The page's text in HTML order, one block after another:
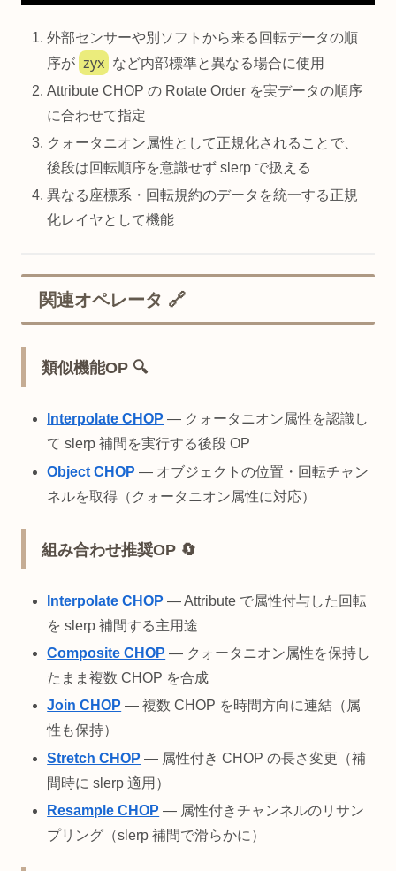
外部センサーや別ソフトから来る回転データの順
序が zyx など内部標準と異なる場合に使用
Attribute CHOP の Rotate Order を実データの順序
に合わせて指定
クォータニオン属性として正規化されることで、
後段は回転順序を意識せず slerp で扱える
異なる座標系・回転規約のデータを統一する正規
化レイヤとして機能
関連オペレータ 🔗
類似機能OP 🔍
Interpolate CHOP — クォータニオン属性を認識し
て slerp 補間を実行する後段 OP
Object CHOP — オブジェクトの位置・回転チャン
ネルを取得（クォータニオン属性に対応）
組み合わせ推奨OP 🔄
Interpolate CHOP — Attribute で属性付与した回転
を slerp 補間する主用途
Composite CHOP — クォータニオン属性を保持し
たまま複数 CHOP を合成
Join CHOP — 複数 CHOP を時間方向に連結（属
性も保持）
Stretch CHOP — 属性付き CHOP の長さ変更（補
間時に slerp 適用）
Resample CHOP — 属性付きチャンネルのリサン
プリング（slerp 補間で滑らかに）